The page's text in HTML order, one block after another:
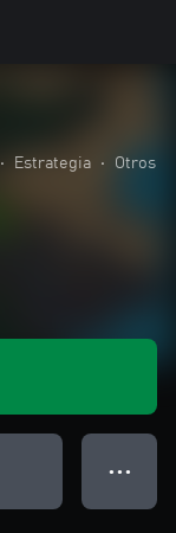
• Estrategia • Otros
● ● ●